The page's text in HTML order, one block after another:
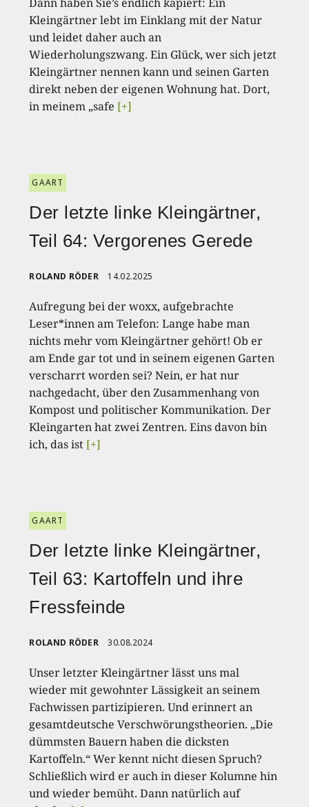
Kleingärtner lebt im Einklang mit der Natur
und leidet daher auch an
Wiederholungszwang. Ein Glück, wer sich jetzt
Kleingärtner nennen kann und seinen Garten
direkt neben der eigenen Wohnung hat. Dort,
in meinem „safe [+]
GAART
Der letzte linke Kleingärtner,
Teil 64: Vergorenes Gerede
ROLAND RÖDER 14.02.2025
Aufregung bei der woxx, aufgebrachte
Leser*innen am Telefon: Lange habe man
nichts mehr vom Kleingärtner gehört! Ob er
am Ende gar tot und in seinem eigenen Garten
verscharrt worden sei? Nein, er hat nur
nachgedacht, über den Zusammenhang von
Kompost und politischer Kommunikation. Der
Kleingarten hat zwei Zentren. Eins davon bin
ich, das ist [+]
GAART
Der letzte linke Kleingärtner,
Teil 63: Kartoffeln und ihre
Fressfeinde
ROLAND RÖDER 30.08.2024
Unser letzter Kleingärtner lässt uns mal
wieder mit gewohnter Lässigkeit an seinem
Fachwissen partizipieren. Und erinnert an
gesamtdeutsche Verschwörungstheorien. „Die
dümmsten Bauern haben die dicksten
Kartoffeln.“ Wer kennt nicht diesen Spruch?
Schließlich wird er auch in dieser Kolumne hin
und wieder bemüht. Dann natürlich auf